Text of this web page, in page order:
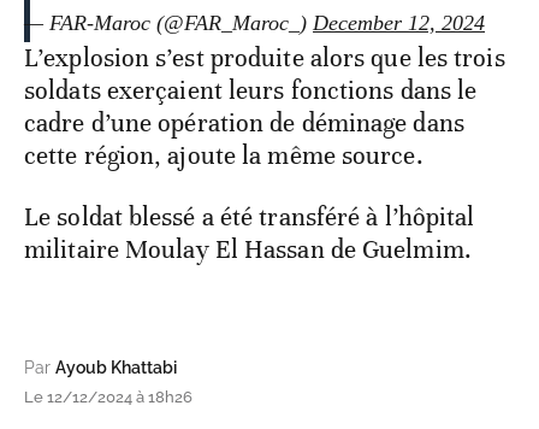
— FAR-Maroc (@FAR_Maroc_) December 12, 2024
L’explosion s’est produite alors que les trois
soldats exerçaient leurs fonctions dans le
cadre d’une opération de déminage dans
cette région, ajoute la même source.
Le soldat blessé a été transféré à l’hôpital
militaire Moulay El Hassan de Guelmim.
Par Ayoub Khattabi
Le 12/12/2024 à 18h26